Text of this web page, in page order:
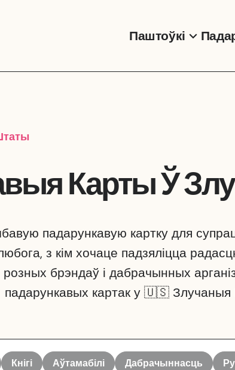
Паштоўкі
Карты Ў
падарункавую картку для
з кім хочаце падзяліцца
брэндаў і дабрачынных
падарункавых картак у 🇺🇸
Кнігі Аўтамабілі Дабрачыннасць